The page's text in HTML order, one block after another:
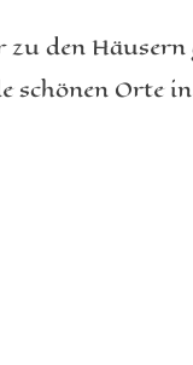
den Häusern
Orte